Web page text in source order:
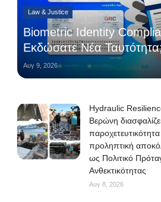
Law & Justice
Biometric Identity
Εκδώσατε Νέα
Αυγ 9, 2026
Hydraulic
Βερώνη
προληπτική
ως Πολιτικό
Ανθεκτικότητας
Αυγ 8, 2026